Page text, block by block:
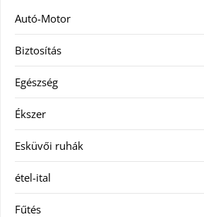
Autó-Motor
Biztosítás
Egészség
Ékszer
Esküvői ruhák
étel-ital
Fűtés